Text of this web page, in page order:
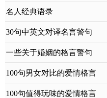
名人经典语录
30句中英文对译名言警句
一些关于婚姻的格言警句
100句男女对比的爱情格言
100句值得玩味的爱情格言